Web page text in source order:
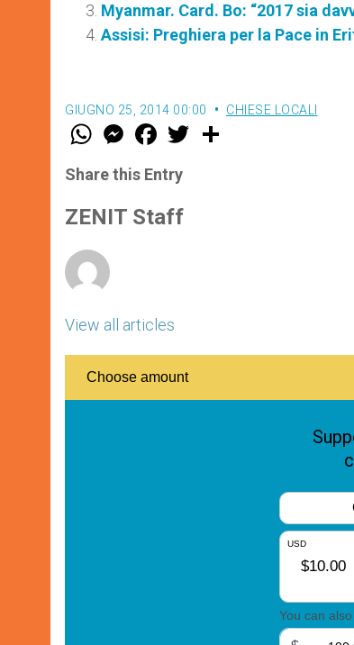
Myanmar. Card. Bo: “2017 sia
Assisi: Preghiera per la Pace in
GIUGNO 25, 2014 00:00 CHIESE LOCALI
W
t
s
p
p
M
e
s
e
g
e
F
a
e
b
o
k
w
Share this Entry
ZENIT Staff
View all articles